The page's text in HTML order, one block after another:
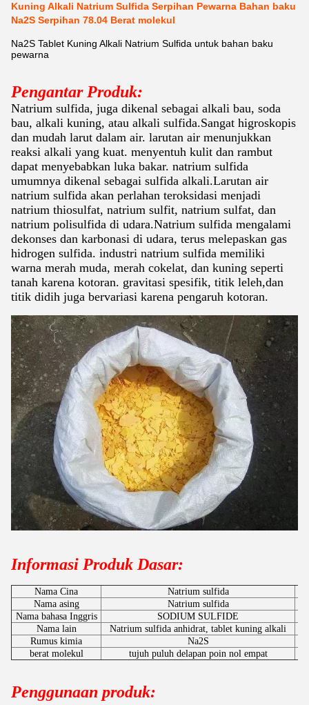
Kuning Alkali Natrium Sulfida Serpihan Pewarna Bahan baku
Na2S Serpihan 78.04 Berat molekul
Na2S Tablet Kuning Alkali Natrium Sulfida untuk bahan baku
pewarna
Pengantar Produk:
Natrium sulfida, juga dikenal sebagai alkali bau, soda
bau, alkali kuning, atau alkali sulfida.Sangat higroskopis
dan mudah larut dalam air. larutan air menunjukkan
reaksi alkali yang kuat. menyentuh kulit dan rambut
dapat menyebabkan luka bakar. natrium sulfida
umumnya dikenal sebagai sulfida alkali.Larutan air
natrium sulfida akan perlahan teroksidasi menjadi
natrium thiosulfat, natrium sulfit, natrium sulfat, dan
natrium polisulfida di udara.Natrium sulfida mengalami
dekonses dan karbonasi di udara, terus melepaskan gas
hidrogen sulfida. industri natrium sulfida memiliki
warna merah muda, merah cokelat, dan kuning seperti
tanah karena kotoran. gravitasi spesifik, titik leleh,dan
titik didih juga bervariasi karena pengaruh kotoran.
Informasi Produk Dasar:
Nama Cina Natrium sulfida
Nama asing
Natrium sulfida
Nama bahasa Inggris
SODIUM SULFIDE
Nama lain
Natrium sulfida anhidrat, tablet kuning alkali
Rumus kimia
Na2S
berat molekul
tujuh puluh delapan poin nol empat
Penggunaan produk: